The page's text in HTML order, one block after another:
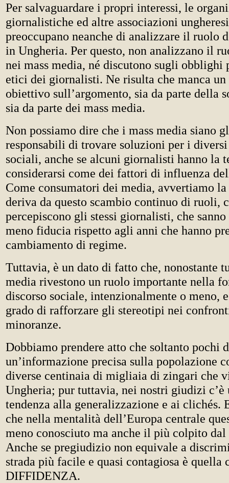
Per salvaguardare i propri interessi, le
giornalistiche ed altre associazioni
preoccupano neanche di analizzare il ruolo
in Ungheria. Per questo, non analizzano il
nei mass media, né discutono sugli obblighi
etici dei giornalisti. Ne risulta che manca
obiettivo sull’argomento, sia da parte della
sia da parte dei mass media.
Non possiamo dire che i mass media siano
responsabili di trovare soluzioni per i
sociali, anche se alcuni giornalisti hanno la
considerarsi come dei fattori di influenza
Come consumatori dei media, avvertiamo la
deriva da questo scambio continuo di ruoli,
percepiscono gli stessi giornalisti, che
meno fiducia rispetto agli anni che hanno
cambiamento di regime.
Tuttavia, è un dato di fatto che, nonostante
media rivestono un ruolo importante nella
discorso sociale, intenzionalmente o meno,
grado di rafforzare gli stereotipi nei
minoranze.
Dobbiamo prendere atto che soltanto pochi
un’informazione precisa sulla popolazione
diverse centinaia di migliaia di zingari che
Ungheria; pur tuttavia, nei nostri giudizi c’è
tendenza alla generalizzazione e ai clichés.
che nella mentalità dell’Europa centrale
meno conosciuto ma anche il più colpito
Anche se pregiudizio non equivale a
strada più facile e quasi contagiosa è quella
DIFFIDENZA.